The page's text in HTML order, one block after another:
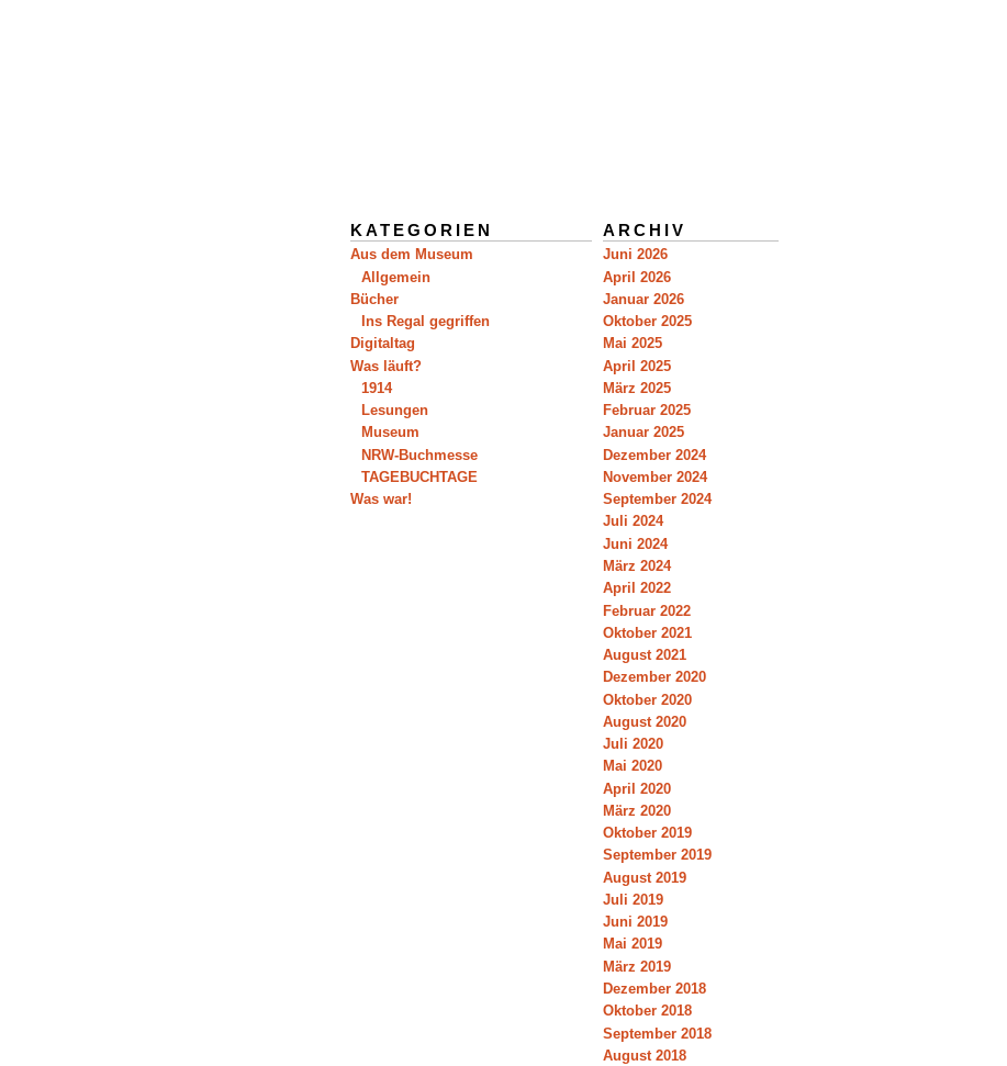
ARCHIV
Juni 2026
April 2026
Januar 2026
Oktober 2025
Mai 2025
April 2025
März 2025
Februar 2025
Januar 2025
Dezember 2024
November 2024
September 2024
Juli 2024
Juni 2024
März 2024
April 2022
Februar 2022
Oktober 2021
August 2021
Dezember 2020
Oktober 2020
August 2020
Juli 2020
Mai 2020
April 2020
März 2020
Oktober 2019
September 2019
August 2019
Juli 2019
Juni 2019
Mai 2019
März 2019
Dezember 2018
Oktober 2018
September 2018
August 2018
KATEGORIEN
Aus dem Museum
Allgemein
Bücher
Ins Regal gegriffen
Digitaltag
Was läuft?
1914
Lesungen
Museum
NRW-Buchmesse
TAGEBUCHTAGE
Was war!